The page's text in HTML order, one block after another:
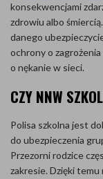
konsekwencjami
zdrowiu albo
danego
ochrony o
o nękanie w sieci.
CZY NNW
Polisa szkolna jest
do ubezpieczenia
Przezorni rodzice
zakresie. Dzięki